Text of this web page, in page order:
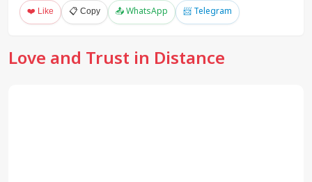
❤️ Like 📋 Copy 📤 WhatsApp 📨 Telegram
Love and Trust in Distance